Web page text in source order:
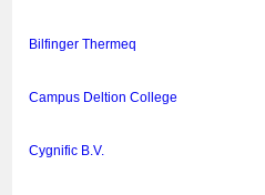
Bilfinger Thermeq
Campus Deltion College
Cygnific B.V.